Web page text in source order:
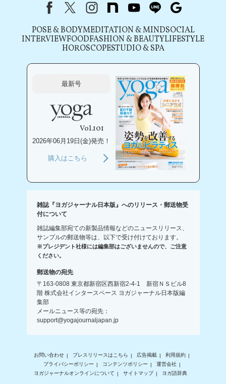
FacebookX（旧Twitter）
instagram
note youtubeline
POSE & BODYMEDITATION & MINDSOCIAL
INTERVIEWFOODFASHION & BEAUTYLIFESTYLE
HOROSCOPESTUDIO & SPA
最新号
Vol.101
2026年06月19日(金)発売！
購入はこちら
雑誌『ヨガジャーナル日本版』へのリリース・郵送物受
付について
雑誌編集部宛ての新製品情報などのニュースリリース、
サンプルの郵送物等は、以下で受け付けております。
※プレジデント社様には編集部はございませんので、ご注意
ください。
郵送物の宛先
〒163-0808 東京都新宿区西新宿2-4-1 新宿ＮＳビル8
階 株式会社インタースペース ヨガジャーナル日本版編
集部
メールニュース等の宛先：
support@yogajournaljapan.jp
お問い合わせ プレスリリースはこちら 広告掲載
利用規約
プライバシーポリシー
コンテンツポリシー
運営会社
ヨガジャーナルオンラインについて
サイトマップ ヨガ語辞典